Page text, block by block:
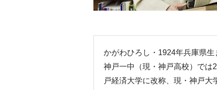
かがわひろし・1924年兵庫県生
神戸一中（現・神戸高校）では
戸経済大学に改称、現・神戸大